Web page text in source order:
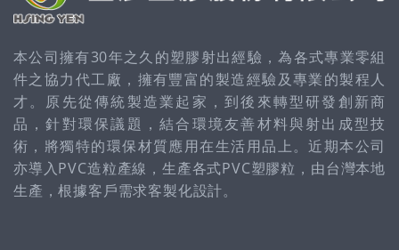
本公司擁有30年之久的塑膠射出經驗，為各式專業零組
件之協力代工廠，擁有豐富的製造經驗及專業的製程人
才。原先從傳統製造業起家，到後來轉型研發創新商
品，針對環保議題，結合環境友善材料與射出成型技
術，將獨特的環保材質應用在生活用品上。近期本公司
亦導入PVC造粒產線，生產各式PVC塑膠粒，由台灣本地
生產，根據客戶需求客製化設計。